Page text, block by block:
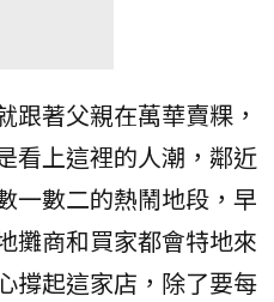
跟著父親在萬華賣粿，
看上這裡的人潮，鄰近
一數二的熱鬧地段，早
攤商和買家都會特地來
撐起這家店，除了要每